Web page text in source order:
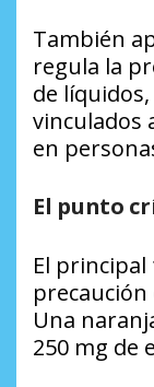
También
regula la
de
vinculados
en
El punto
El
Una
250 mg de